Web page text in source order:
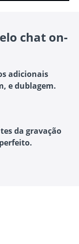
chat on-
adicionais
e dublagem.
da gravação